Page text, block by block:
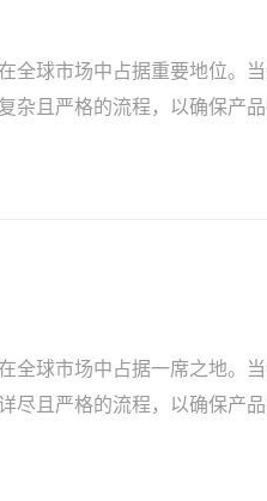
全球市场中占据重要地位。
杂且严格的流程，以确保产
全球市场中占据一席之地。
尽且严格的流程，以确保产